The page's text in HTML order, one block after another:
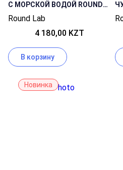
С МОРСКОЙ ВОДОЙ ROUND
LAB 1025 DOKDO TONER
Round Lab
4 180,00 KZT
В корзину
Новинка